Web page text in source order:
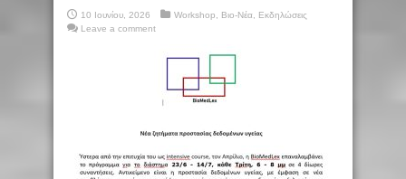
10 Ιουνίου, 2026 Workshop Βιο-Νέα
Εκδηλώσεις
Leave a comment